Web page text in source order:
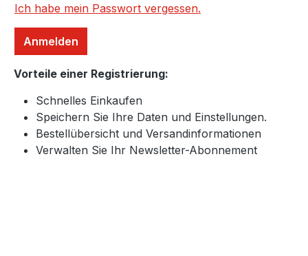
Ich habe mein Passwort vergessen.
Anmelden
Vorteile einer Registrierung:
Schnelles Einkaufen
Speichern Sie Ihre Daten und Einstellungen.
Bestellübersicht und Versandinformationen
Verwalten Sie Ihr Newsletter-Abonnement